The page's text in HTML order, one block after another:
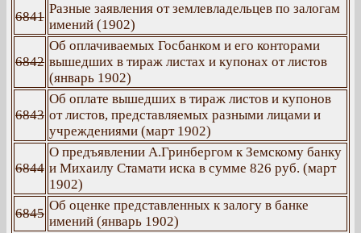
6841
Разные заявления от землевладельцев по залогам
имений (1902)
6842
Об оплачиваемых Госбанком и его конторами
вышедших в тираж листах и купонах от листов
(январь 1902)
6843
Об оплате вышедших в тираж листов и купонов
от листов, представляемых разными лицами и
учреждениями (март 1902)
6844
О предъявлении А.Гринбергом к Земскому банку
и Михаилу Стамати иска в сумме 826 руб. (март
1902)
6845
Об оценке представленных к залогу в банке
имений (январь 1902)